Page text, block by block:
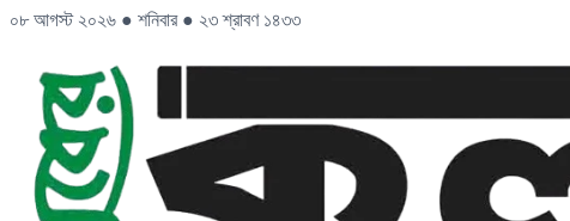
০৮ আগস্ট ২০২৬ ● শনিবার ● ২৩ শ্রাবণ ১৪৩৩